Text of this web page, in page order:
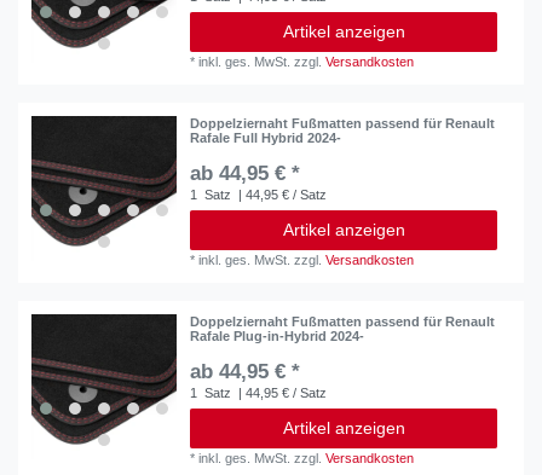
Artikel anzeigen
*inkl. ges. MwSt. zzgl.Versandkosten
Doppelziernaht Fußmatten passend für Renault
Rafale Full Hybrid 2024-
ab 44,95 € *
1 Satz | 44,95 € / Satz
Artikel anzeigen
*inkl. ges. MwSt. zzgl.Versandkosten
Doppelziernaht Fußmatten passend für Renault
Rafale Plug-in-Hybrid 2024-
ab 44,95 € *
1 Satz | 44,95 € / Satz
Artikel anzeigen
*inkl. ges. MwSt. zzgl.Versandkosten